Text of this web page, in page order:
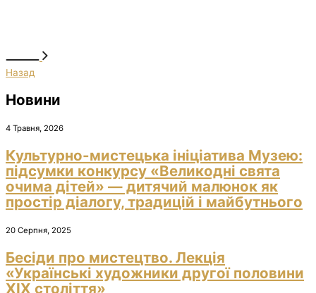
Назад
Новини
4 Травня, 2026
Культурно-мистецька ініціатива Музею:
підсумки конкурсу «Великодні свята
очима дітей» — дитячий малюнок як
простір діалогу, традицій і майбутнього
20 Серпня, 2025
Бесіди про мистецтво. Лекція
«Українські художники другої половини
ХІХ століття»